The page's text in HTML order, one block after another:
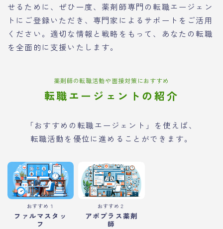
せるために、ぜひ一度、薬剤師専門の転職エージェン
トにご登録いただき、専門家によるサポートをご活用
ください。適切な情報と戦略をもって、あなたの転職
を全面的に支援いたします。
薬剤師の転職活動や面接対策におすすめ
転職エージェントの紹介
「おすすめの転職エージェント」を使えば、
転職活動を優位に進めることができます。
おすすめ１
ファルマスタッ
フ
おすすめ２
アポプラス薬剤
師